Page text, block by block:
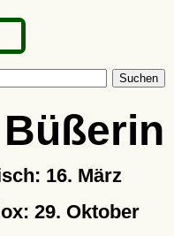
Suchen
16. März
29. Oktober